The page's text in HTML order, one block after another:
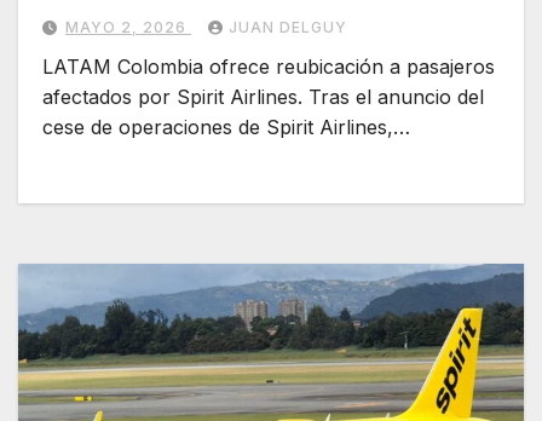
MAYO 2, 2026 JUAN DELGUY
LATAM Colombia ofrece reubicación a pasajeros
afectados por Spirit Airlines. Tras el anuncio del
cese de operaciones de Spirit Airlines,…